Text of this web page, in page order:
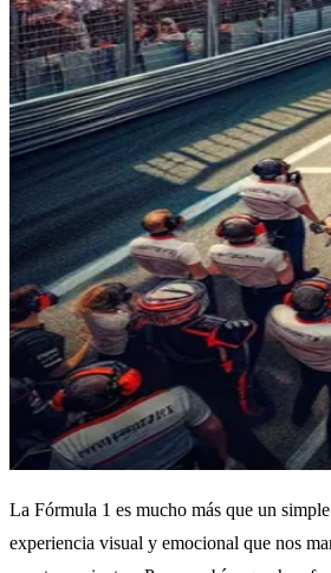
La Fórmula 1 es mucho más que un
experiencia visual y emocional que nos